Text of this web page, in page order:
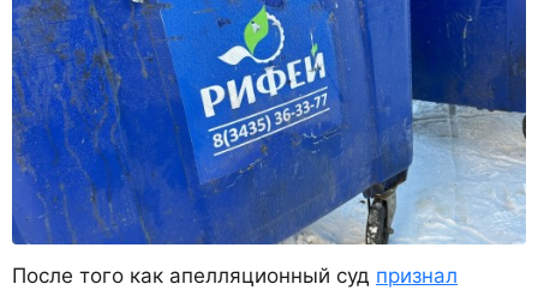
После того как апелляционный суд признал